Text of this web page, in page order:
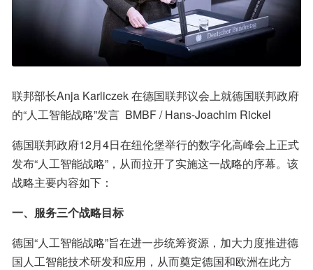
联邦部长Anja Karliczek 在德国联邦议会上就德国联邦政府
的“人工智能战略”发言  BMBF / Hans-Joachim Rickel
德国联邦政府12月4日在纽伦堡举行的数字化高峰会上正式
发布“人工智能战略”，从而拉开了实施这一战略的序幕。该
战略主要内容如下：
一、服务三个战略目标
德国“人工智能战略”旨在进一步统筹资源，加大力度推进德
国人工智能技术研发和应用，从而奠定德国和欧洲在此方